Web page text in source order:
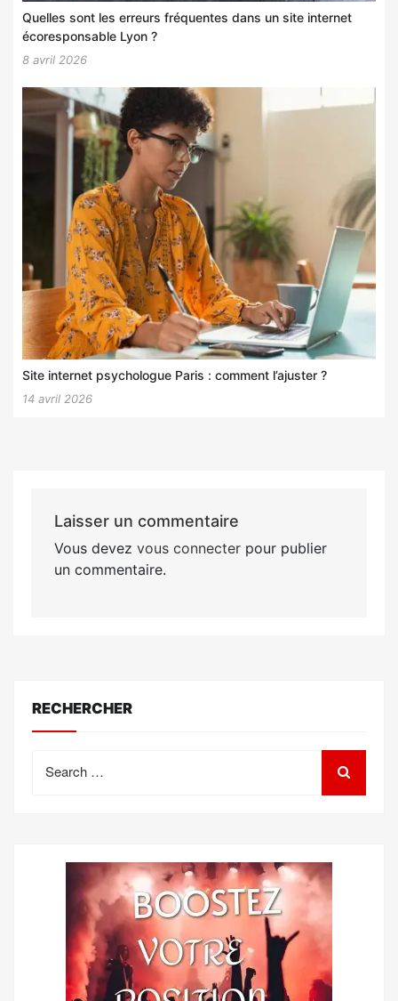
Quelles sont les erreurs fréquentes dans un site internet
écoresponsable Lyon ?
8 avril 2026
Site internet psychologue Paris : comment l’ajuster ?
14 avril 2026
Laisser un commentaire
Vous devez vous connecterpour publier
un commentaire.
RECHERCHER
for: